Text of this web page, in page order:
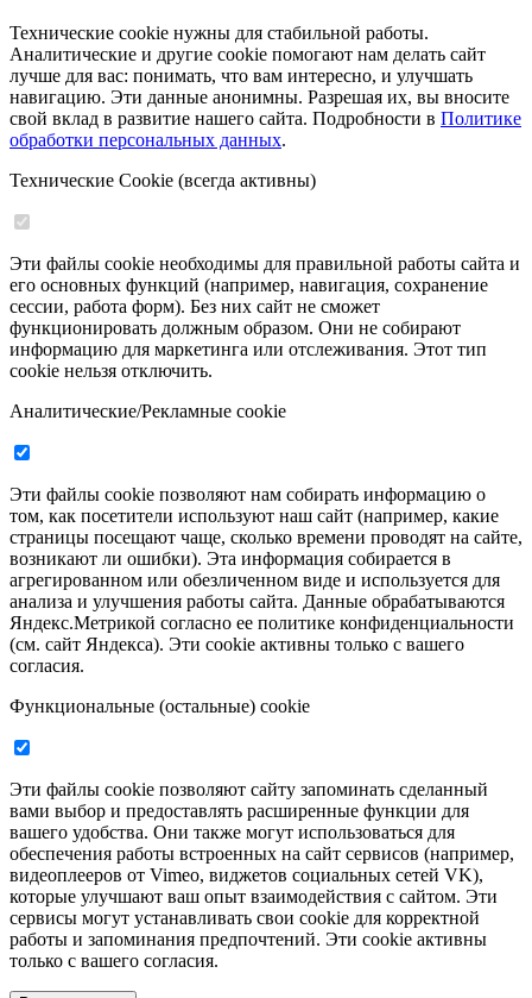
Технические cookie нужны для стабильной работы.
Аналитические и другие cookie помогают нам делать сайт
лучше для вас: понимать, что вам интересно, и улучшать
навигацию. Эти данные анонимны. Разрешая их, вы вносите
свой вклад в развитие нашего сайта. Подробности в Политике
обработки персональных данных.
Технические Cookie (всегда активны)
Эти файлы cookie необходимы для правильной работы сайта и
его основных функций (например, навигация, сохранение
сессии, работа форм). Без них сайт не сможет
функционировать должным образом. Они не собирают
информацию для маркетинга или отслеживания. Этот тип
cookie нельзя отключить.
Аналитические/Рекламные cookie
Эти файлы cookie позволяют нам собирать информацию о
том, как посетители используют наш сайт (например, какие
страницы посещают чаще, сколько времени проводят на сайте,
возникают ли ошибки). Эта информация собирается в
агрегированном или обезличенном виде и используется для
анализа и улучшения работы сайта. Данные обрабатываются
Яндекс.Метрикой согласно ее политике конфиденциальности
(см. сайт Яндекса). Эти cookie активны только с вашего
согласия.
Функциональные (остальные) cookie
Эти файлы cookie позволяют сайту запоминать сделанный
вами выбор и предоставлять расширенные функции для
вашего удобства. Они также могут использоваться для
обеспечения работы встроенных на сайт сервисов (например,
видеоплееров от Vimeo, виджетов социальных сетей VK),
которые улучшают ваш опыт взаимодействия с сайтом. Эти
сервисы могут устанавливать свои cookie для корректной
работы и запоминания предпочтений. Эти cookie активны
только с вашего согласия.